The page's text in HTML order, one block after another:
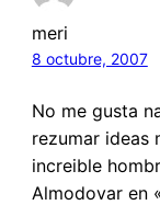
meri
8 octubre, 2007
No me gusta
rezumar ideas
increible
Almodovar en